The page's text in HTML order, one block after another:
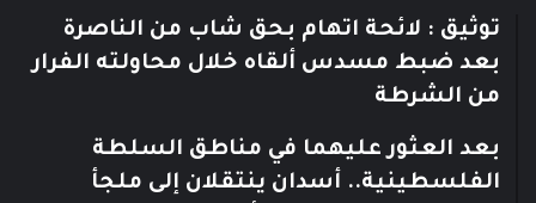
توثيق : لائحة اتهام بحق شاب من الناصرة
بعد ضبط مسدس ألقاه خلال محاولته الفرار
من الشرطة
بعد العثور عليهما في مناطق السلطة
الفلسطينية.. أسدان ينتقلان إلى ملجأ